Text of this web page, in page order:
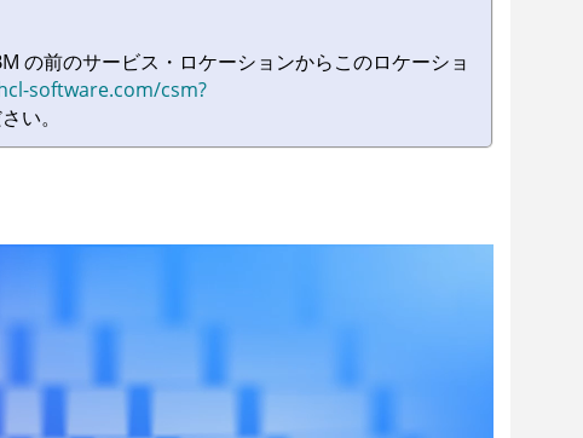
の前のサービス・ロケーションからこのロケーショ
software.com/csm?
い。